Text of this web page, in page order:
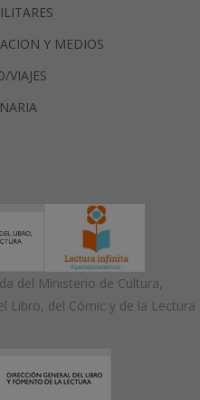
Y MEDIOS
VIAJES
del Ministerio de Cultura,
Libro, del Cómic y de la Lectura